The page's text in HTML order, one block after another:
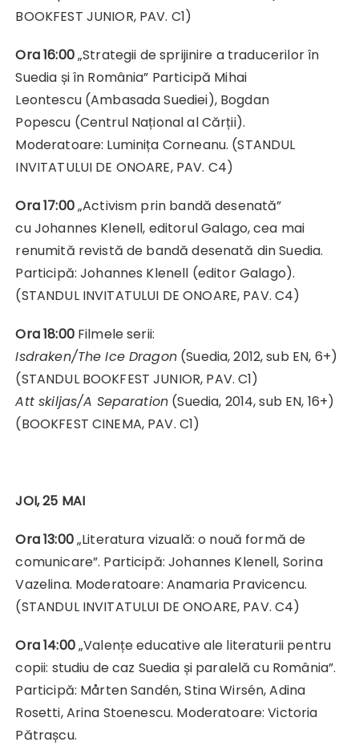
BOOKFEST JUNIOR, PAV. C1)
Ora 16:00„Strategii de sprijinire a traducerilor în
Suedia și în România” Participă Mihai
Leontescu (Ambasada Suediei), Bogdan
Popescu (Centrul Național al Cărții).
Moderatoare: Luminița Corneanu. (STANDUL
INVITATULUI DE ONOARE, PAV. C4)
Ora 17:00„Activism prin bandă desenată”
cu Johannes Klenell, editorul Galago, cea mai
renumită revistă de bandă desenată din Suedia.
Participă: Johannes Klenell (editor Galago).
(STANDUL INVITATULUI DE ONOARE, PAV. C4)
Ora 18:00Filmele serii:
Isdraken/The Ice Dragon(Suedia, 2012, sub EN, 6+)
(STANDUL BOOKFEST JUNIOR, PAV. C1)
Att skiljas/A Separation (Suedia, 2014, sub EN, 16+)
(BOOKFEST CINEMA, PAV. C1)
JOI, 25 MAI
Ora 13:00„Literatura vizuală: o nouă formă de
comunicare”. Participă: Johannes Klenell, Sorina
Vazelina. Moderatoare: Anamaria Pravicencu.
(STANDUL INVITATULUI DE ONOARE, PAV. C4)
Ora 14:00„Valențe educative ale literaturii pentru
copii: studiu de caz Suedia și paralelă cu România”.
Participă: Mårten Sandén, Stina Wirsén, Adina
Rosetti, Arina Stoenescu. Moderatoare: Victoria
Pătrașcu.